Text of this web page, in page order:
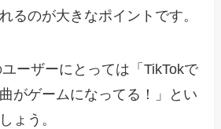
るのが大きなポイントです。
ーザーにとっては「TikTokで
がゲームになってる！」とい
ょう。